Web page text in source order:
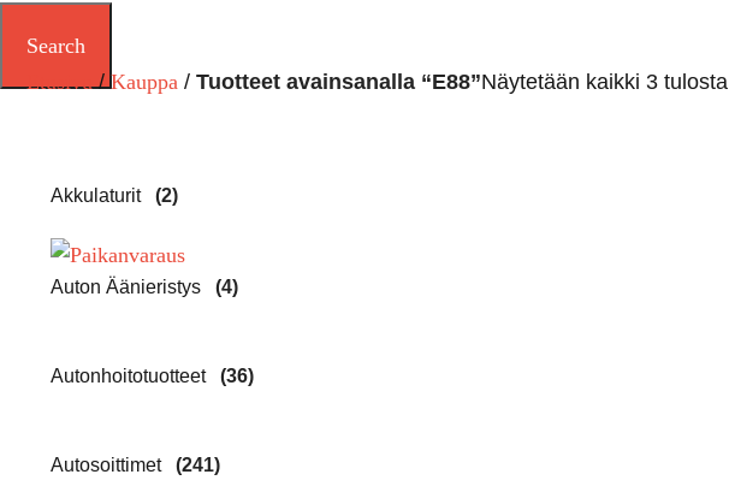
Search
Etusivu
Kauppa Tuotteet avainsanalla “E88”Näytetään kaikki 3 tulosta
Akkulaturit (2)
Auton Äänieristys (4)
Autonhoitotuotteet (36)
Autosoittimet (241)